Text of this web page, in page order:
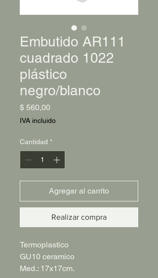
Embutido AR111
cuadrado 1022
plástico
negro/blanco
$ 560,00Precio
IVA incluido
Cantidad *
Agregar al carrito
Realizar compra
Termoplastico
GU10 ceramico
Med.: 17x17cm.